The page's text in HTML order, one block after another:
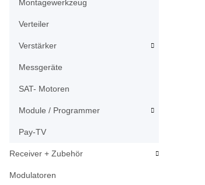
Montagewerkzeug
Verteiler
Verstärker
Messgeräte
SAT- Motoren
Module / Programmer
Pay-TV
Receiver + Zubehör
Modulatoren